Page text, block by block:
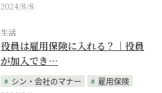
2024/8/8
生活
役員は雇用保険に入れる？｜役員
が加入でき…
シン・会社のマナー
雇用保険